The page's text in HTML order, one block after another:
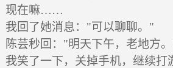
现在嘛……
我回了她消息："可以聊聊。"
陈芸秒回："明天下午，老地方
我笑了一下，关掉手机，继续打